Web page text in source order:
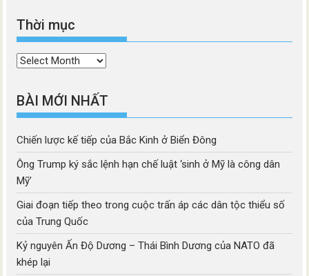
Thời mục
Thời
BÀI MỚI NHẤT
Chiến lược kế tiếp của Bắc Kinh ở Biển Đông
Ông Trump ký sắc lệnh hạn chế luật ‘sinh ở Mỹ là công dân
Mỹ’
Giai đoạn tiếp theo trong cuộc trấn áp các dân tộc thiểu số
của Trung Quốc
Kỷ nguyên Ấn Độ Dương – Thái Bình Dương của NATO đã
khép lại